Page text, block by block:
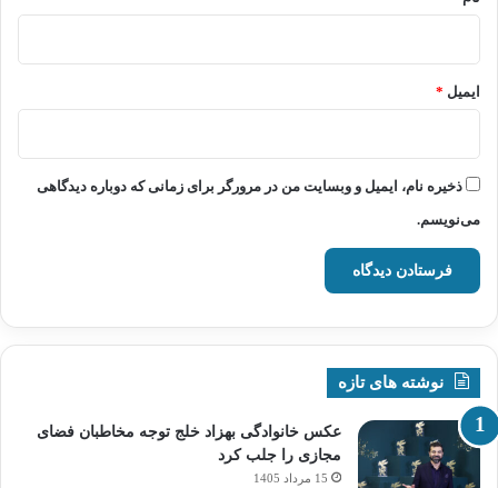
ایمیل *
ذخیره نام، ایمیل و وبسایت من در مرورگر برای زمانی که دوباره دیدگاهی
می‌نویسم.
نوشته های تازه
عکس خانوادگی بهزاد خلج توجه مخاطبان فضای
مجازی را جلب کرد
15 مرداد 1405